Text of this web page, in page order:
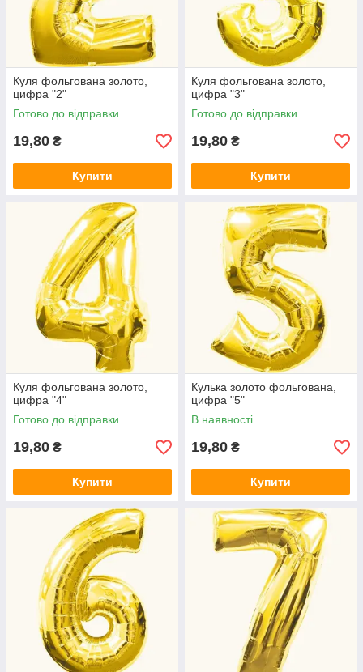
Куля фольгована золото,
цифра "2"
Готово до відправки
19,80 ₴
Купити
Куля фольгована золото,
цифра "3"
Готово до відправки
19,80 ₴
Купити
Куля фольгована золото,
цифра "4"
Готово до відправки
19,80 ₴
Купити
Кулька золото фольгована,
цифра "5"
В наявності
19,80 ₴
Купити